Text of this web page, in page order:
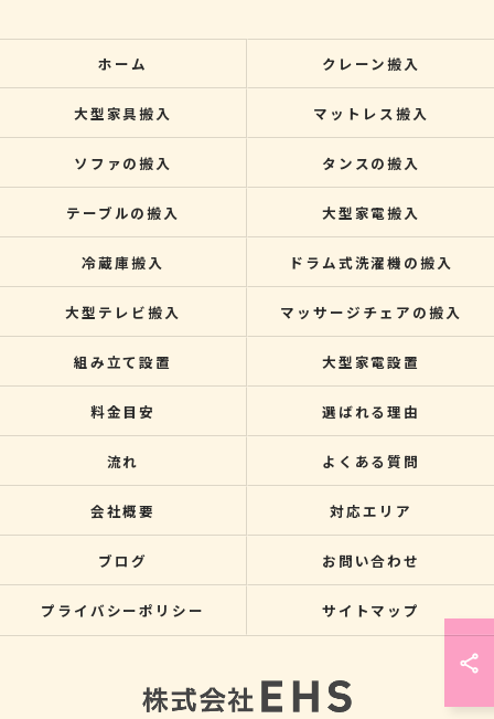
ホーム クレーン搬入
大型家具搬入 マットレス搬入
ソファの搬入 タンスの搬入
テーブルの搬入 大型家電搬入
冷蔵庫搬入 ドラム式洗濯機の搬入
大型テレビ搬入 マッサージチェアの搬入
組み立て設置 大型家電設置
料金目安 選ばれる理由
流れ よくある質問
会社概要 対応エリア
ブログ お問い合わせ
プライバシーポリシー サイトマップ